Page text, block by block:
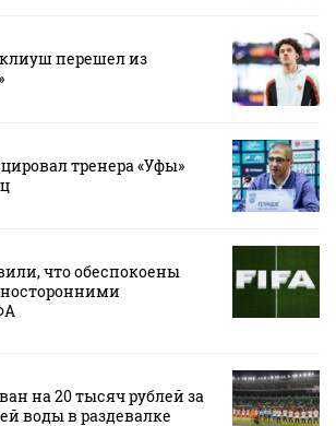
перешел из
тренера «Уфы»
что обеспокоены
на 20 тысяч рублей за
воды в раздевалке